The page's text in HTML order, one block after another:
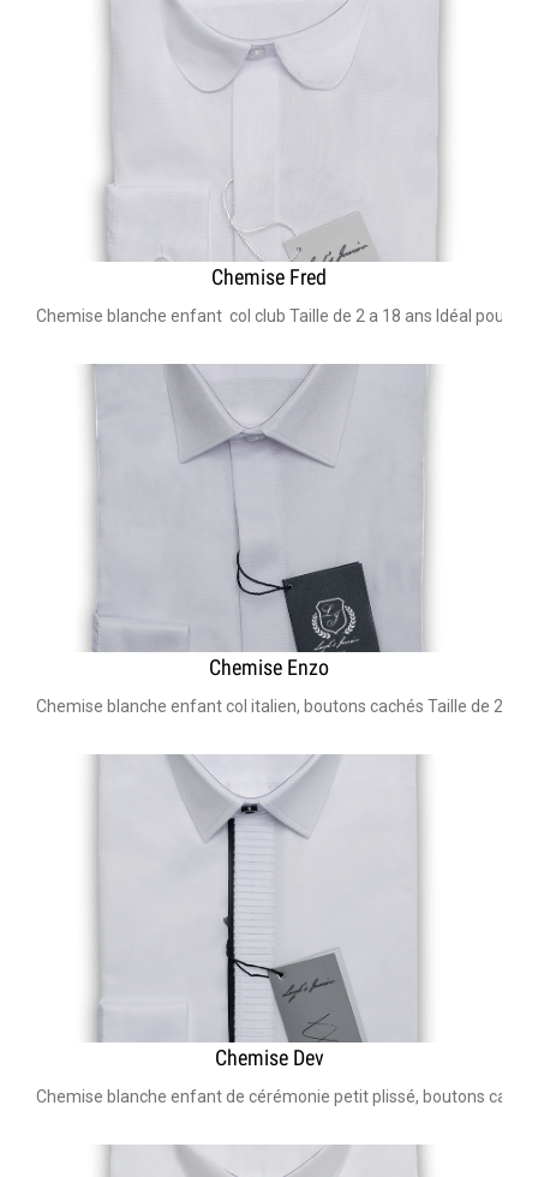
Chemise Fred
Chemise blanche enfant col club Taille de 2 a 18 ans Idéal pour
Chemise Enzo
Chemise blanche enfant col italien, boutons cachés Taille de 2 a
Chemise Dev
Chemise blanche enfant de cérémonie petit plissé, boutons